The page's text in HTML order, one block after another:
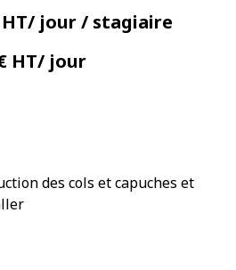
jour / stagiaire
HT/ jour
des cols et capuches et